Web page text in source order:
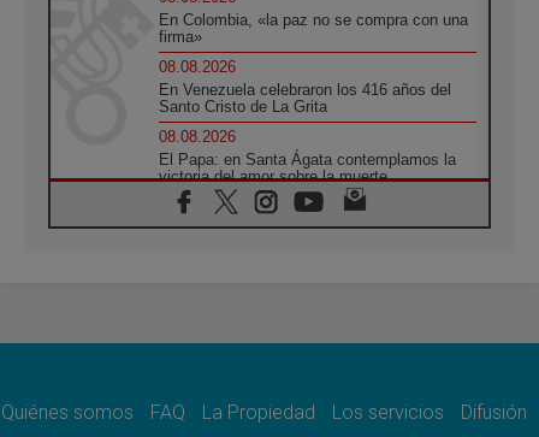
En Colombia, «la paz no se compra con una
firma»
08.08.2026
En Venezuela celebraron los 416 años del
Santo Cristo de La Grita
08.08.2026
El Papa: en Santa Ágata contemplamos la
victoria del amor sobre la muerte
08.08.2026
León XIV visitará el Santuario de la Madre
07.08.2026
07.08.2026
Quiénes somos FAQ La Propiedad Los servicios Difusión